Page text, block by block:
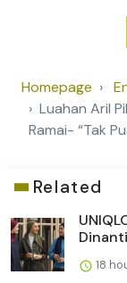
Homepage
Luahan Aril
Ramai- “Tak
Related
18